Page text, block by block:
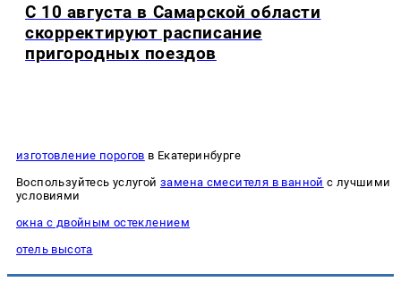
С 10 августа в Самарской области
скорректируют расписание
пригородных поездов
изготовление порогов в Екатеринбурге
Воспользуйтесь услугой замена смесителя в ванной с лучшими
условиями
окна с двойным остеклением
отель высота